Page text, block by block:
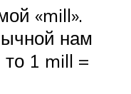
«mill».
нам
1 mill =